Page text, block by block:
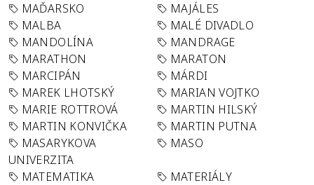
MAĎARSKO
MAJÁLES
MALBA
MALÉ DIVADLO
MANDOLÍNA
MANDRAGE
MARATHON
MARATON
MARCIPÁN
MÁRDI
MAREK LHOTSKÝ
MARIAN VOJTKO
MARIE ROTTROVÁ
MARTIN HILSKÝ
MARTIN KONVIČKA
MARTIN PUTNA
MASARYKOVA
UNIVERZITA
MASO
MATEMATIKA
MATERIÁLY